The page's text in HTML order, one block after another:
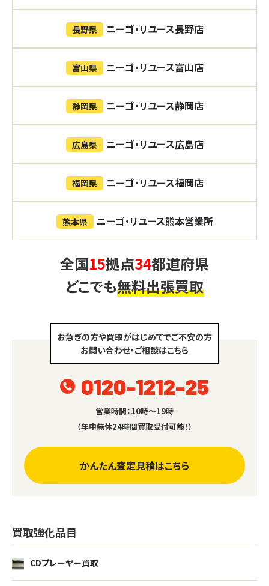
長野県 ニーゴ・リユース長野店
富山県 ニーゴ・リユース富山店
静岡県 ニーゴ・リユース静岡店
広島県 ニーゴ・リユース広島店
福岡県 ニーゴ・リユース福岡店
熊本県 ニーゴ・リユース熊本営業所
全国15拠点34都道府県
どこでも無料出張買取
お急ぎの方や買取がはじめてでご不安の方
お問い合わせ・ご相談はこちら
0120-1212-25
営業時間：10時～19時
（年中無休24時間買取受付可能！）
かんたん査定見積はこちら
買取強化品目
CDプレーヤー買取